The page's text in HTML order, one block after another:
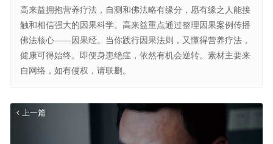
高来益拥抱营养疗法，自测和佛法略有缘分，愿有缘之人能接
触和相信强大的因果科学。高来益重点通过整理因果案例传播
佛法核心——因果经。当你践行因果法则，又懂得营养疗法，
健康可得始终。即便身患绝症，依然有机会逆转。素材主要来
自网络，如有侵权，请联删。
上一篇